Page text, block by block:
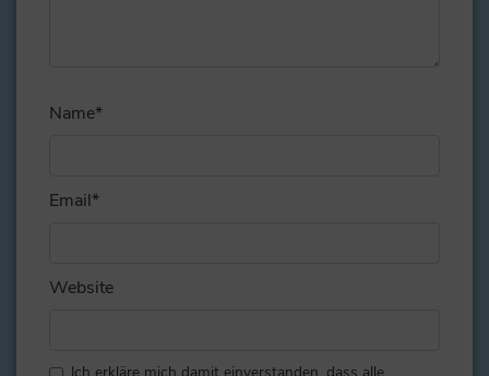
Name*
Email*
Website